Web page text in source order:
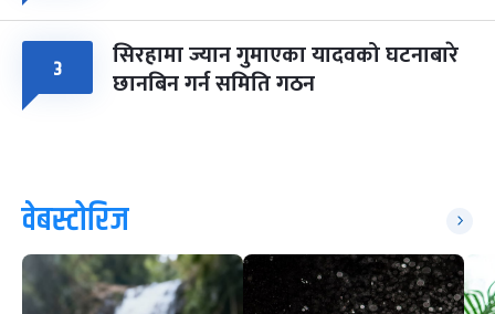
३ सिरहामा ज्यान गुमाएका यादवको घटनाबारे
छानबिन गर्न समिति गठन
वेबस्टोरिज